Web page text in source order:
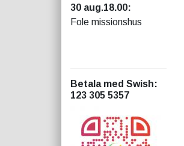
30 aug.18.00:
Fole missionshus
Betala med Swish:
123 305 5357